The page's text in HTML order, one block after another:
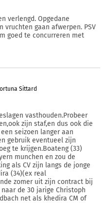
verlengd. Opgedane
vruchten gaan afwerpen. PSV
goed te concurreren met
Sittard
vasthouden.Probeer
zijn staf,en dus ook die
seizoen langer aan
gebruik eventueel zijn
te krijgen.Boateng (33)
munchen en zou de
als CV zijn langs de jonge
(34)(ex real
zomer uit zijn contract bij
de 30 jarige Christoph
net als khedira CM of